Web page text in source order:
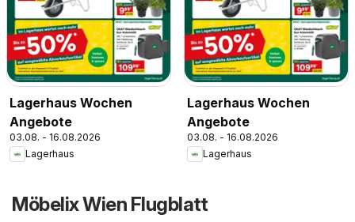
Lagerhaus Wochen
Angebote
03.08. - 16.08.2026
Lagerhaus
Lagerhaus Wochen
Angebote
03.08. - 16.08.2026
Lagerhaus
Möbelix Wien Flugblatt